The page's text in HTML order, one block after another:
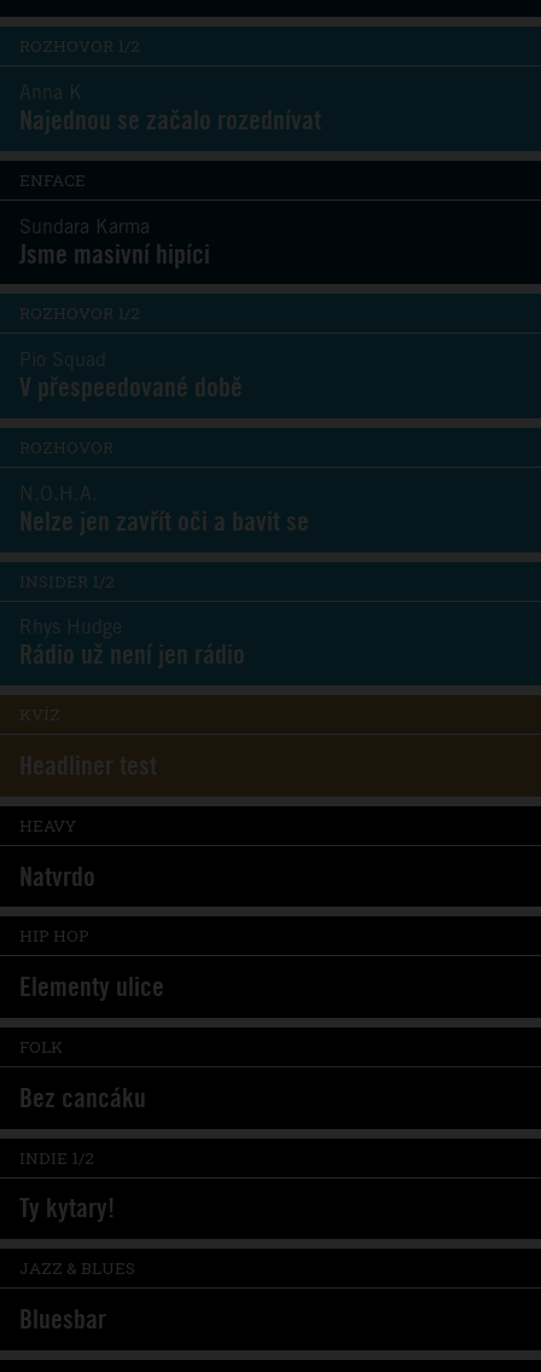
ROZHOVOR 1/2
Anna K
Najednou se začalo rozednívat
ENFACE
Sundara Karma
Jsme masivní hipíci
ROZHOVOR 1/2
Pio Squad
V přespeedované době
ROZHOVOR
N.O.H.A.
Nelze jen zavřít oči a bavit se
INSIDER 1/2
Rhys Hudge
Rádio už není jen rádio
KVÍZ
Headliner test
HEAVY
Natvrdo
HIP HOP
Elementy ulice
FOLK
Bez cancáku
INDIE 1/2
Ty kytary!
JAZZ & BLUES
Bluesbar